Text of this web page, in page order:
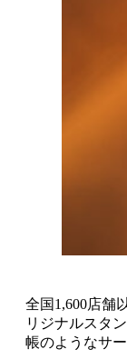
全国1,600店舗
リジナルスタ
帳のようなサー